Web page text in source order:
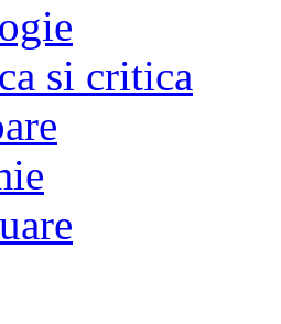
si critica